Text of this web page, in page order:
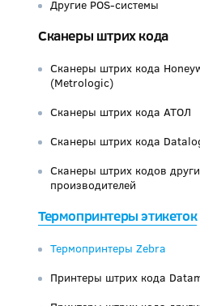
Другие POS-системы
Сканеры штрих кода
Сканеры штрих кода
(Metrologic)
Сканеры штрих кода АТОЛ
Сканеры штрих кода
Сканеры штрих кодов
производителей
Термопринтеры этикеток
Термопринтеры Zebra
Принтеры штрих кода